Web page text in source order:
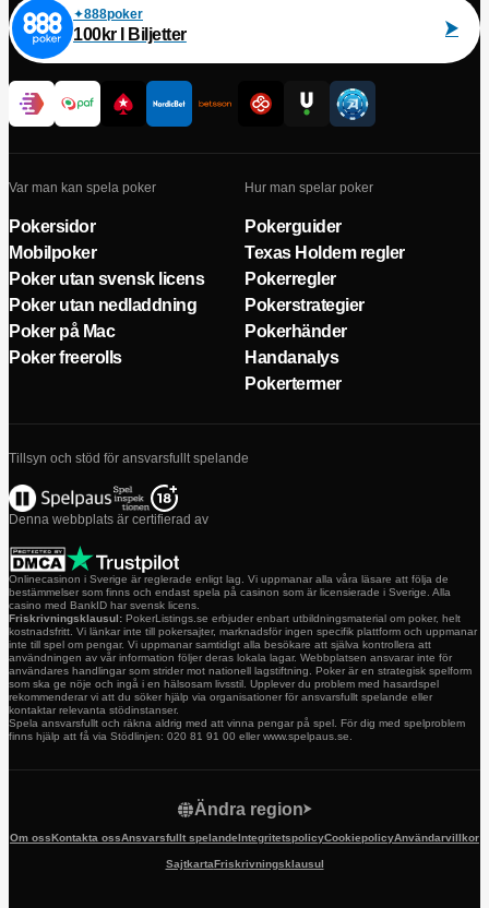
888poker
100kr I Biljetter
Var man kan spela poker
Pokersidor
Mobilpoker
Poker utan svensk licens
Poker utan nedladdning
Poker på Mac
Poker freerolls
Hur man spelar poker
Pokerguider
Texas Holdem regler
Pokerregler
Pokerstrategier
Pokerhänder
Handanalys
Pokertermer
Tillsyn och stöd för ansvarsfullt spelande
Denna webbplats är certifierad av
Onlinecasinon i Sverige är reglerade enligt lag. Vi uppmanar alla våra läsare att följa de
bestämmelser som finns och endast spela på casinon som är licensierade i Sverige. Alla
casino med BankID har svensk licens.
Friskrivningsklausul: PokerListings.se erbjuder enbart utbildningsmaterial om poker, helt
kostnadsfritt. Vi länkar inte till pokersajter, marknadsför ingen specifik plattform och uppmanar
inte till spel om pengar. Vi uppmanar samtidigt alla besökare att själva kontrollera att
användningen av vår information följer deras lokala lagar. Webbplatsen ansvarar inte för
användares handlingar som strider mot nationell lagstiftning. Poker är en strategisk spelform
som ska ge nöje och ingå i en hälsosam livsstil. Upplever du problem med hasardspel
rekommenderar vi att du söker hjälp via organisationer för ansvarsfullt spelande eller
kontaktar relevanta stödinstanser.
Spela ansvarsfullt och räkna aldrig med att vinna pengar på spel. För dig med spelproblem
finns hjälp att få via Stödlinjen: 020 81 91 00 eller www.spelpaus.se.
Om ossKontakta ossAnsvarsfullt spelandeIntegritetspolicyCookiepolicyAnvändarvillkor
SajtkartaFriskrivningsklausul
Ändra region